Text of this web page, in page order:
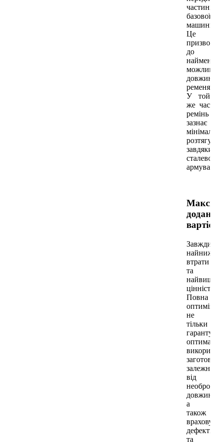
частині
базової
машини.
Це
до
можливої
довжини
ременя.
У той
же час
ремінь
зазнає
завдяки
сталевому
додана
Завжди
найнижчі
втрати
та
найвища
цінність.
Повна
не
тільки
гарантує
заготовок
залежно
від
довжини,
а
також
враховує
дефекти
та